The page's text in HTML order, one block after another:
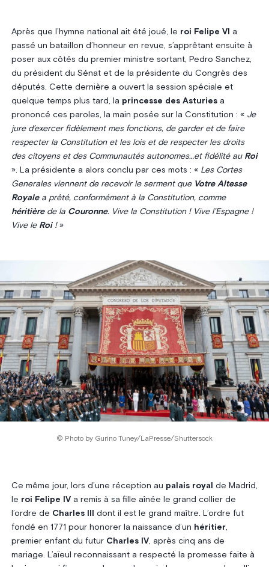
Après que l’hymne national ait été joué, le roi Felipe VI
a
passé un bataillon d’honneur en revue, s’apprêtant ensuite à
poser aux côtés du premier ministre sortant, Pedro Sanchez,
du président du Sénat et de la présidente du Congrès des
députés. Cette dernière a ouvert la session spéciale et
quelque temps plus tard, la princesse des Asturiesa
prononcé ces paroles, la main posée sur la Constitution : « Je
jure d’exercer fidèlement mes fonctions, de garder et de faire
respecter la Constitution et les lois et de respecter les droits
des citoyens et des Communautés autonomes…et fidélité au Roi
». La présidente a alors conclu par ces mots : « Les Cortes
Generales viennent de recevoir le serment que Votre Altesse
Royalea prêté, conformément à la Constitution, comme
héritièrede la Couronne. Vive la Constitution ! Vive l’Espagne !
Vive le Roi!»
© Photo by Gurino Tuney/LaPresse/Shuttersock
Ce même jour, lors d’une réception au palais royal de Madrid,
le roi Felipe IVa remis à sa fille aînée le grand collier de
l’ordre de Charles III
dont il est le grand maître. L’ordre fut
fondé en 1771 pour honorer la naissance d’un héritier,
premier enfant du futur Charles IV, après cinq ans de
mariage. L’aïeul reconnaissant a respecté la promesse faite à